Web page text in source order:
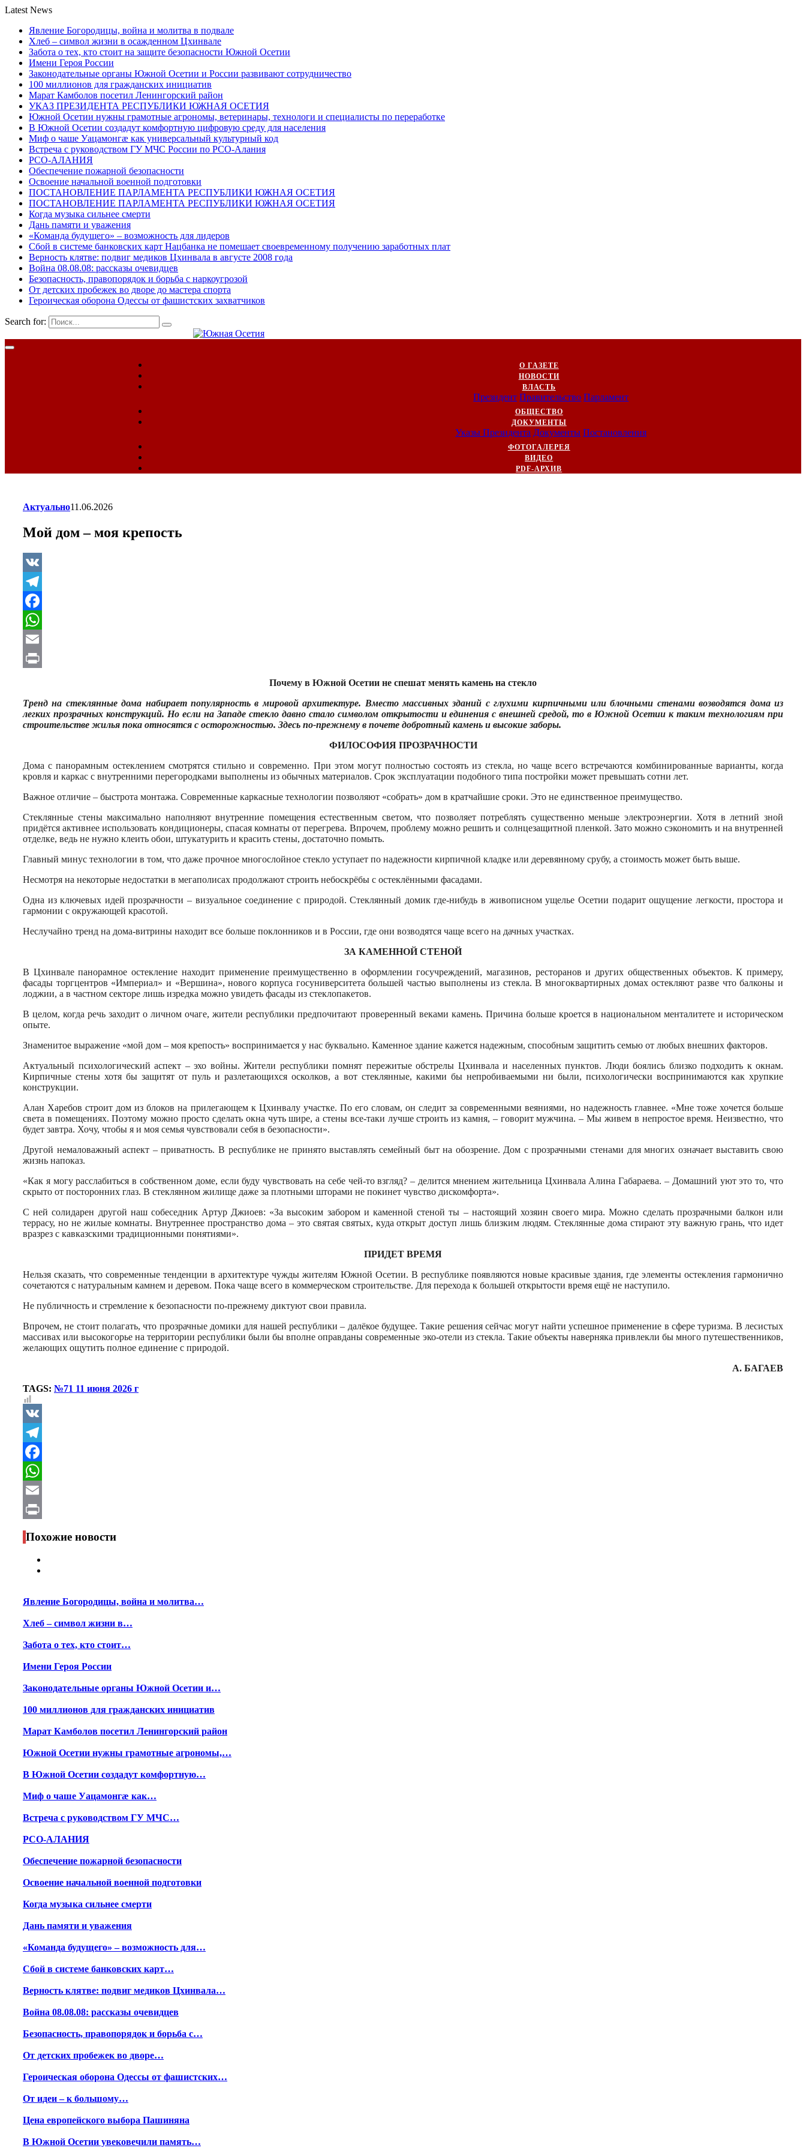
Latest News
Явление Богородицы, война и молитва в подвале
Хлеб – символ жизни в осажденном Цхинвале
Забота о тех, кто стоит на защите безопасности Южной Осетии
Имени Героя России
Законодательные органы Южной Осетии и России развивают сотрудничество
100 миллионов для гражданских инициатив
Марат Камболов посетил Ленингорский район
УКАЗ ПРЕЗИДЕНТА РЕСПУБЛИКИ ЮЖНАЯ ОСЕТИЯ
Южной Осетии нужны грамотные агрономы, ветеринары, технологи и специалисты по переработке
В Южной Осетии создадут комфортную цифровую среду для населения
Миф о чаше Уацамонгæ как универсальный культурный код
Встреча с руководством ГУ МЧС России по РСО-Алания
РСО-АЛАНИЯ
Обеспечение пожарной безопасности
Освоение начальной военной подготовки
ПОСТАНОВЛЕНИЕ ПАРЛАМЕНТА РЕСПУБЛИКИ ЮЖНАЯ ОСЕТИЯ
ПОСТАНОВЛЕНИЕ ПАРЛАМЕНТА РЕСПУБЛИКИ ЮЖНАЯ ОСЕТИЯ
Когда музыка сильнее смерти
Дань памяти и уважения
«Команда будущего» – возможность для лидеров
Сбой в системе банковских карт Нацбанка не помешает своевременному получению заработных плат
Верность клятве: подвиг медиков Цхинвала в августе 2008 года
Война 08.08.08: рассказы очевидцев
Безопасность, правопорядок и борьба с наркоугрозой
От детских пробежек во дворе до мастера спорта
Героическая оборона Одессы от фашистских захватчиков
Search for:
О ГАЗЕТЕ
НОВОСТИ
ВЛАСТЬ
Президент Правительство Парламент
ОБЩЕСТВО
ДОКУМЕНТЫ
Указы Президента Документы Постановления
ФОТОГАЛЕРЕЯ
ВИДЕО
PDF-АРХИВ
Актуально11.06.2026
Мой дом – моя крепость
VK
Telegram
Facebook
WhatsApp
Email
Почему в Южной Осетии не спешат менять камень на стекло
Тренд на стеклянные дома набирает популярность в мировой архитектуре. Вместо массивных зданий с глухими кирпичными или блочными стенами возводятся дома из
легких прозрачных конструкций. Но если на Западе стекло давно стало символом открытости и единения с внешней средой, то в Южной Осетии к таким технологиям при
строительстве жилья пока относятся с осторожностью. Здесь по-прежнему в почете добротный камень и высокие заборы.
ФИЛОСОФИЯ ПРОЗРАЧНОСТИ
Дома с панорамным остеклением смотрятся стильно и современно. При этом могут полностью состоять из стекла, но чаще всего встречаются комбинированные варианты, когда
кровля и каркас с внутренними перегородками выполнены из обычных материалов. Срок эксплуатации подобного типа постройки может превышать сотни лет.
Важное отличие – быстрота монтажа. Современные каркасные технологии позволяют «собрать» дом в кратчайшие сроки. Это не единственное преимущество.
Стеклянные стены максимально наполняют внутренние помещения естественным светом, что позволяет потреблять существенно меньше электроэнергии. Хотя в летний зной
придётся активнее использовать кондиционеры, спасая комнаты от перегрева. Впрочем, проблему можно решить и солнцезащитной пленкой. Зато можно сэкономить и на внутренней
отделке, ведь не нужно клеить обои, штукатурить и красить стены, достаточно помыть.
Главный минус технологии в том, что даже прочное многослойное стекло уступает по надежности кирпичной кладке или деревянному срубу, а стоимость может быть выше.
Несмотря на некоторые недостатки в мегаполисах продолжают строить небоскрёбы с остеклёнными фасадами.
Одна из ключевых идей прозрачности – визуальное соединение с природой. Стеклянный домик где-нибудь в живописном ущелье Осетии подарит ощущение легкости, простора и
гармонии с окружающей красотой.
Неслучайно тренд на дома-витрины находит все больше поклонников и в России, где они возводятся чаще всего на дачных участках.
ЗА КАМЕННОЙ СТЕНОЙ
В Цхинвале панорамное остекление находит применение преимущественно в оформлении госучреждений, магазинов, ресторанов и других общественных объектов. К примеру,
фасады торгцентров «Империал» и «Вершина», нового корпуса госуниверситета большей частью выполнены из стекла. В многоквартирных домах остекляют разве что балконы и
лоджии, а в частном секторе лишь изредка можно увидеть фасады из стеклопакетов.
В целом, когда речь заходит о личном очаге, жители республики предпочитают проверенный веками камень. Причина больше кроется в национальном менталитете и историческом
опыте.
Знаменитое выражение «мой дом – моя крепость» воспринимается у нас буквально. Каменное здание кажется надежным, способным защитить семью от любых внешних факторов.
Актуальный психологический аспект – эхо войны. Жители республики помнят пережитые обстрелы Цхинвала и населенных пунктов. Люди боялись близко подходить к окнам.
Кирпичные стены хотя бы защитят от пуль и разлетающихся осколков, а вот стеклянные, какими бы непробиваемыми ни были, психологически воспринимаются как хрупкие
конструкции.
Алан Харебов строит дом из блоков на прилегающем к Цхинвалу участке. По его словам, он следит за современными веяниями, но надежность главнее. «Мне тоже хочется больше
света в помещениях. Поэтому можно просто сделать окна чуть шире, а стены все-таки лучше строить из камня, – говорит мужчина. – Мы живем в непростое время. Неизвестно, что
будет завтра. Хочу, чтобы я и моя семья чувствовали себя в безопасности».
Другой немаловажный аспект – приватность. В республике не принято выставлять семейный быт на обозрение. Дом с прозрачными стенами для многих означает выставить свою
жизнь напоказ.
«Как я могу расслабиться в собственном доме, если буду чувствовать на себе чей-то взгляд? – делится мнением жительница Цхинвала Алина Габараева. – Домашний уют это то, что
скрыто от посторонних глаз. В стеклянном жилище даже за плотными шторами не покинет чувство дискомфорта».
С ней солидарен другой наш собеседник Артур Джиоев: «За высоким забором и каменной стеной ты – настоящий хозяин своего мира. Можно сделать прозрачными балкон или
террасу, но не жилые комнаты. Внутреннее пространство дома – это святая святых, куда открыт доступ лишь близким людям. Стеклянные дома стирают эту важную грань, что идет
вразрез с кавказскими традиционными понятиями».
ПРИДЕТ ВРЕМЯ
Нельзя сказать, что современные тенденции в архитектуре чужды жителям Южной Осетии. В республике появляются новые красивые здания, где элементы остекления гармонично
сочетаются с натуральным камнем и деревом. Пока чаще всего в коммерческом строительстве. Для перехода к большей открытости время ещё не наступило.
Не публичность и стремление к безопасности по-прежнему диктуют свои правила.
Впрочем, не стоит полагать, что прозрачные домики для нашей республики – далёкое будущее. Такие решения сейчас могут найти успешное применение в сфере туризма. В лесистых
массивах или высокогорье на территории республики были бы вполне оправданы современные эко-отели из стекла. Такие объекты наверняка привлекли бы много путешественников,
желающих ощутить полное единение с природой.
А. БАГАЕВ
TAGS: №71 11 июня 2026 г
VK
Telegram
Facebook
WhatsApp
Email
Print
Похожие новости
Явление Богородицы, война и молитва…
Хлеб – символ жизни в…
Забота о тех, кто стоит…
Имени Героя России
Законодательные органы Южной Осетии и…
100 миллионов для гражданских инициатив
Марат Камболов посетил Ленингорский район
Южной Осетии нужны грамотные агрономы,…
В Южной Осетии создадут комфортную…
Миф о чаше Уацамонгæ как…
Встреча с руководством ГУ МЧС…
РСО-АЛАНИЯ
Обеспечение пожарной безопасности
Освоение начальной военной подготовки
Когда музыка сильнее смерти
Дань памяти и уважения
«Команда будущего» – возможность для…
Сбой в системе банковских карт…
Верность клятве: подвиг медиков Цхинвала…
Война 08.08.08: рассказы очевидцев
Безопасность, правопорядок и борьба с…
От детских пробежек во дворе…
Героическая оборона Одессы от фашистских…
От идеи – к большому…
Цена европейского выбора Пашиняна
В Южной Осетии увековечили память…